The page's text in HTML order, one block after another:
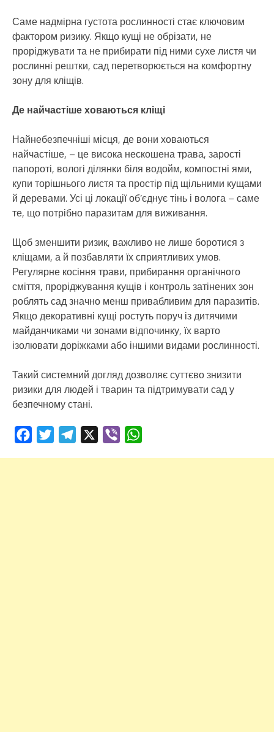
Саме надмірна густота рослинності стає ключовим
фактором ризику. Якщо кущі не обрізати, не
проріджувати та не прибирати під ними сухе листя чи
рослинні рештки, сад перетворюється на комфортну
зону для кліщів.
Де найчастіше ховаються кліщі
Найнебезпечніші місця, де вони ховаються
найчастіше, – це висока нескошена трава, зарості
папороті, вологі ділянки біля водойм, компостні ями,
купи торішнього листя та простір під щільними кущами
й деревами. Усі ці локації об’єднує тінь і волога – саме
те, що потрібно паразитам для виживання.
Щоб зменшити ризик, важливо не лише боротися з
кліщами, а й позбавляти їх сприятливих умов.
Регулярне косіння трави, прибирання органічного
сміття, проріджування кущів і контроль затінених зон
роблять сад значно менш привабливим для паразитів.
Якщо декоративні кущі ростуть поруч із дитячими
майданчиками чи зонами відпочинку, їх варто
ізолювати доріжками або іншими видами рослинності.
Такий системний догляд дозволяє суттєво знизити
ризики для людей і тварин та підтримувати сад у
безпечному стані.
FacebookTwitterTelegram Viber